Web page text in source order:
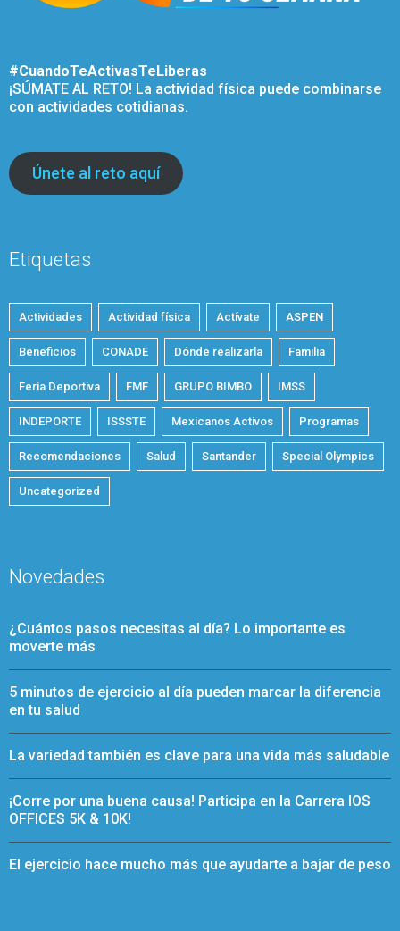
#CuandoTeActivasTeLiberas
¡SÚMATE AL RETO! La actividad física puede combinarse
con actividades cotidianas.
Únete al reto aquí
Etiquetas
Actividades Actividad física Actívate ASPEN
Beneficios CONADE Dónde realizarla Familia
Feria Deportiva FMF GRUPO BIMBO IMSS
INDEPORTE ISSSTE Mexicanos Activos Programas
Recomendaciones Salud Santander Special Olympics
Uncategorized
Novedades
¿Cuántos pasos necesitas al día? Lo importante es
moverte más
5 minutos de ejercicio al día pueden marcar la diferencia
en tu salud
La variedad también es clave para una vida más saludable
¡Corre por una buena causa! Participa en la Carrera IOS
OFFICES 5K & 10K!
El ejercicio hace mucho más que ayudarte a bajar de peso